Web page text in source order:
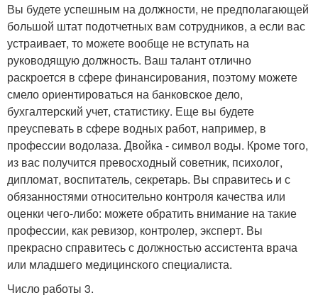
Вы будете успешным на должности, не предполагающей
большой штат подотчетных вам сотрудников, а если вас
устраивает, то можете вообще не вступать на
руководящую должность. Ваш талант отлично
раскроется в сфере финансирования, поэтому можете
смело ориентироваться на банковское дело,
бухгалтерский учет, статистику. Еще вы будете
преуспевать в сфере водных работ, например, в
профессии водолаза. Двойка - символ воды. Кроме того,
из вас получится превосходный советник, психолог,
дипломат, воспитатель, секретарь. Вы справитесь и с
обязанностями относительно контроля качества или
оценки чего-либо: можете обратить внимание на такие
профессии, как ревизор, контролер, эксперт. Вы
прекрасно справитесь с должностью ассистента врача
или младшего медицинского специалиста.
Число работы 3.